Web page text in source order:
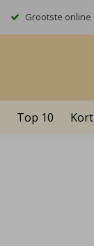
Grootste
Top 10